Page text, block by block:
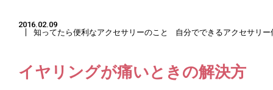
修理実例
2016.02.09
知ってたら便利なアクセサリーのこと
自分でできるアクセサリー
イヤリングが痛いときの解決方